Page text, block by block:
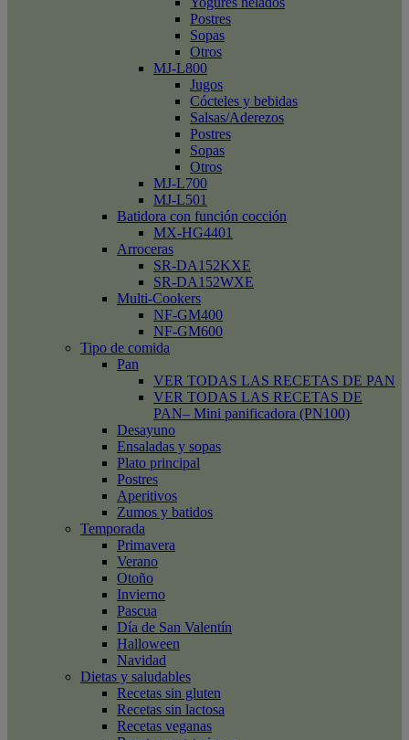
Postres
Sopas
Otros
MJ-L800
Jugos
Cócteles y bebidas
Salsas/Aderezos
Postres
Sopas
Otros
MJ-L700
MJ-L501
Batidora con función cocción
MX-HG4401
Arroceras
SR-DA152KXE
SR-DA152WXE
Multi-Cookers
NF-GM400
NF-GM600
Tipo de comida
Pan
VER TODAS LAS RECETAS DE PAN
VER TODAS LAS RECETAS DE
PAN– Mini panificadora (PN100)
Desayuno
Ensaladas y sopas
Plato principal
Postres
Aperitivos
Zumos y batidos
Temporada
Primavera
Verano
Otoño
Invierno
Pascua
Día de San Valentín
Halloween
Navidad
Dietas y saludables
Recetas sin gluten
Recetas sin lactosa
Recetas veganas